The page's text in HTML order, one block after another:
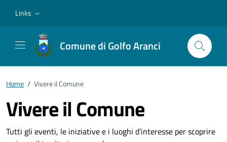
Links
Comune di Golfo Aranci
Home / Vivere il Comune
Vivere il Comune
Tutti gli eventi, le iniziative e i luoghi d’interesse per scoprire